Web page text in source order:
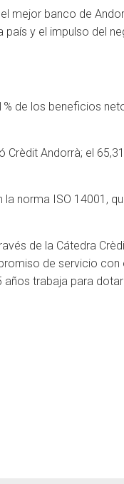
mejor banco de
país y el impulso del
de los beneficios
Andorrà; el
norma ISO 14001,
de la Cátedra
de servicio con
años trabaja para